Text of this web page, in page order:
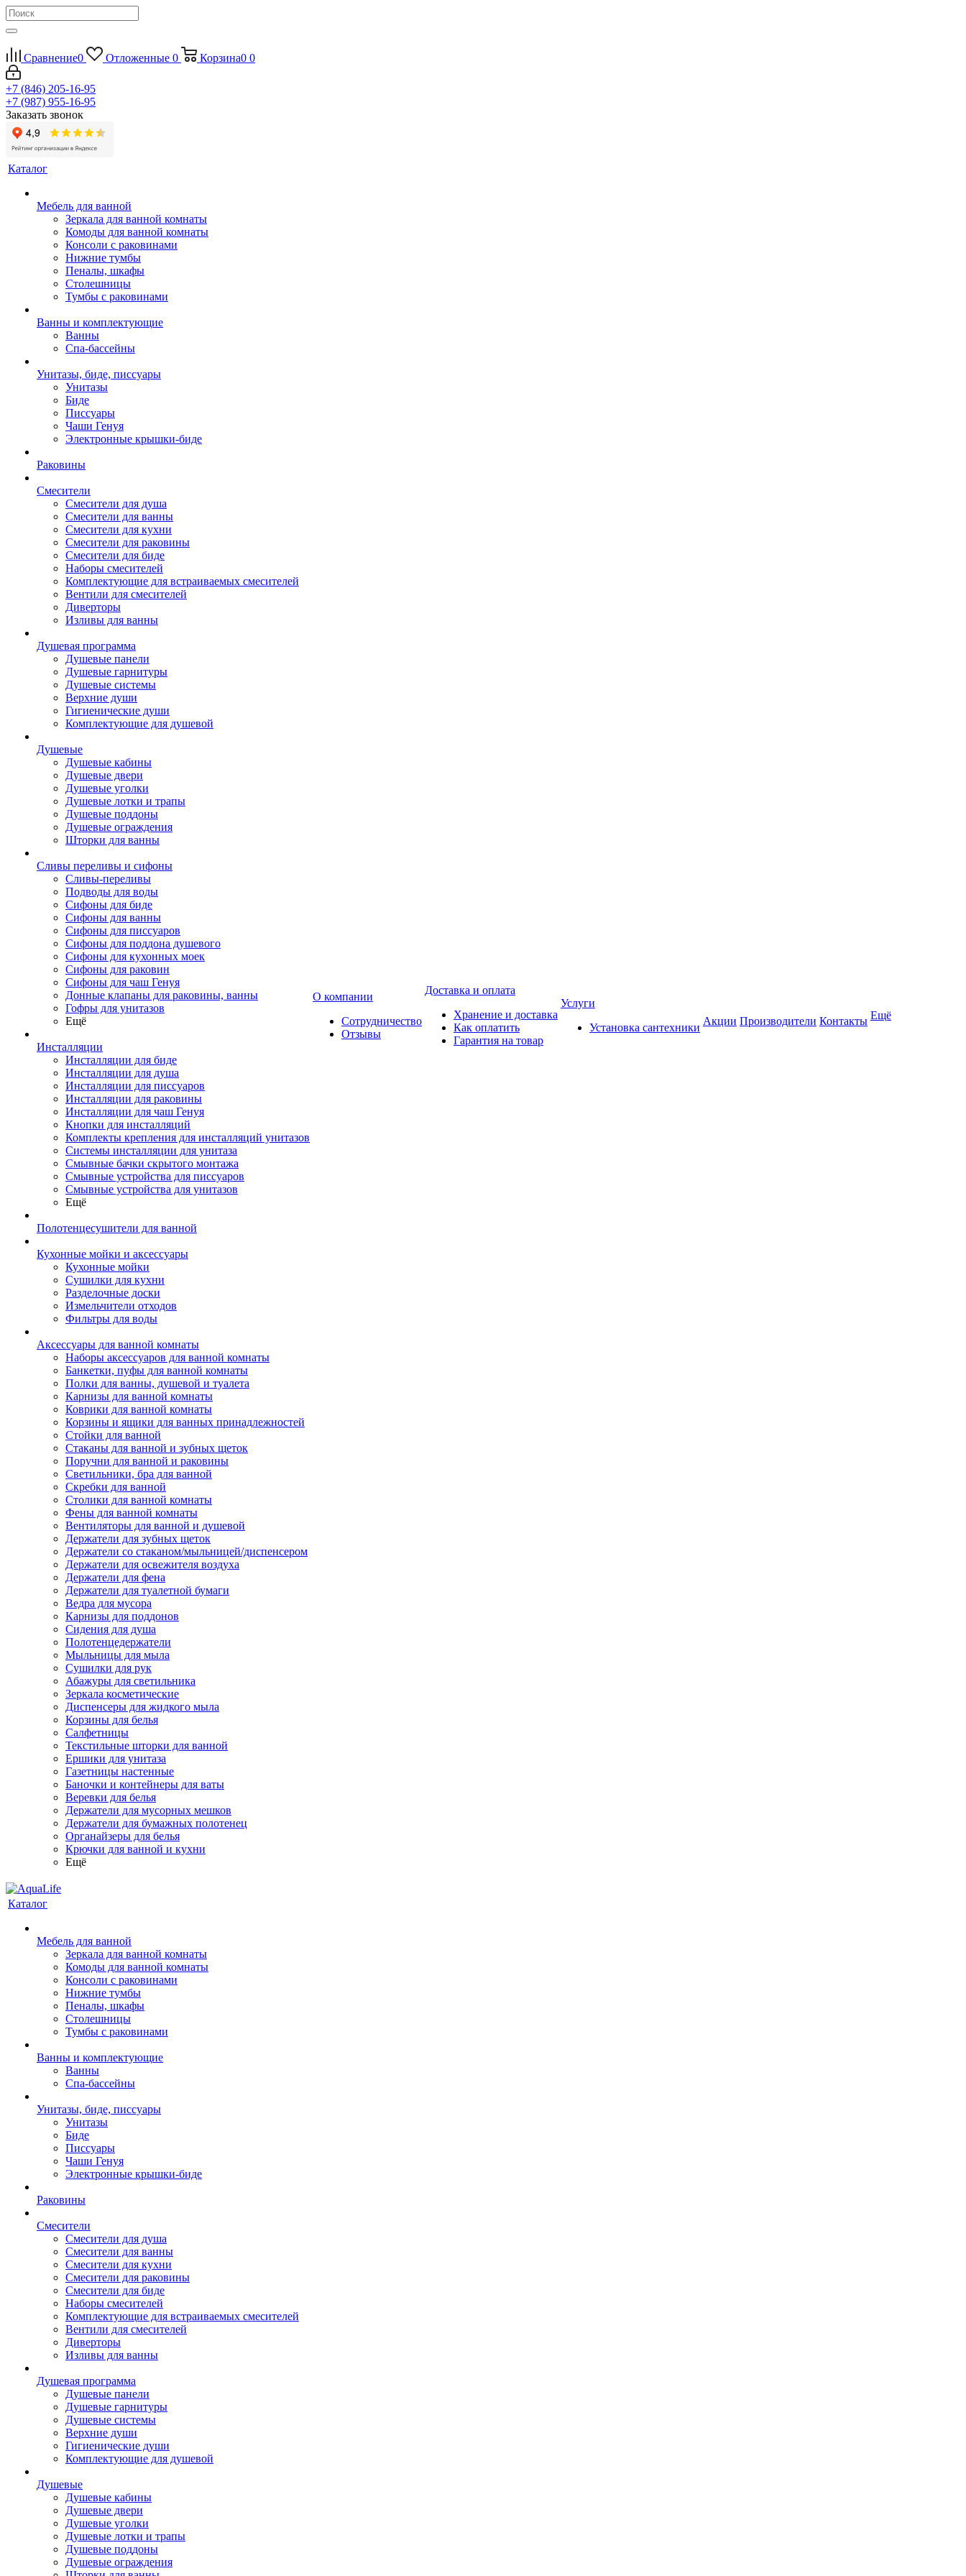
Сравнение0 Отложенные 0 Корзина0 0
+7 (846) 205-16-95
+7 (987) 955-16-95
Заказать звонок
Каталог
Мебель для ванной
Зеркала для ванной комнаты
Комоды для ванной комнаты
Консоли с раковинами
Нижние тумбы
Пеналы, шкафы
Столешницы
Тумбы с раковинами
Ванны и комплектующие
Ванны
Спа-бассейны
Унитазы, биде, писсуары
Унитазы
Биде
Писсуары
Чаши Генуя
Электронные крышки-биде
Раковины
Смесители
Смесители для душа
Смесители для ванны
Смесители для кухни
Смесители для раковины
Смесители для биде
Наборы смесителей
Комплектующие для встраиваемых смесителей
Вентили для смесителей
Диверторы
Изливы для ванны
Душевая программа
Душевые панели
Душевые гарнитуры
Душевые системы
Верхние души
Гигиенические души
Комплектующие для душевой
Душевые
Душевые кабины
Душевые двери
Душевые уголки
Душевые лотки и трапы
Душевые поддоны
Душевые ограждения
Шторки для ванны
Сливы переливы и сифоны
Сливы-переливы
Подводы для воды
Сифоны для биде
Сифоны для ванны
Сифоны для писсуаров
Сифоны для поддона душевого
Сифоны для кухонных моек
Сифоны для раковин
Сифоны для чаш Генуя
Донные клапаны для раковины, ванны
Гофры для унитазов
Ещё
Инсталляции
Инсталляции для биде
Инсталляции для душа
Инсталляции для писсуаров
Инсталляции для раковины
Инсталляции для чаш Генуя
Кнопки для инсталляций
Комплекты крепления для инсталляций унитазов
Системы инсталляции для унитаза
Смывные бачки скрытого монтажа
Смывные устройства для писсуаров
Смывные устройства для унитазов
Ещё
Полотенцесушители для ванной
Кухонные мойки и аксессуары
Кухонные мойки
Сушилки для кухни
Разделочные доски
Измельчители отходов
Фильтры для воды
Аксессуары для ванной комнаты
Наборы аксессуаров для ванной комнаты
Банкетки, пуфы для ванной комнаты
Полки для ванны, душевой и туалета
Карнизы для ванной комнаты
Коврики для ванной комнаты
Корзины и ящики для ванных принадлежностей
Стойки для ванной
Стаканы для ванной и зубных щеток
Поручни для ванной и раковины
Светильники, бра для ванной
Скребки для ванной
Столики для ванной комнаты
Фены для ванной комнаты
Вентиляторы для ванной и душевой
Держатели для зубных щеток
Держатели со стаканом/мыльницей/диспенсером
Держатели для освежителя воздуха
Держатели для фена
Держатели для туалетной бумаги
Ведра для мусора
Карнизы для поддонов
Сидения для душа
Полотенцедержатели
Мыльницы для мыла
Сушилки для рук
Абажуры для светильника
Зеркала косметические
Диспенсеры для жидкого мыла
Корзины для белья
Салфетницы
Текстильные шторки для ванной
Ершики для унитаза
Газетницы настенные
Баночки и контейнеры для ваты
Веревки для белья
Держатели для мусорных мешков
Держатели для бумажных полотенец
Органайзеры для белья
Крючки для ванной и кухни
Ещё
О компании
Сотрудничество
Отзывы
Доставка и оплата
Хранение и доставка
Как оплатить
Гарантия на товар
Услуги
Установка сантехники
Акции Производители Контакты Ещё
Каталог
Мебель для ванной
Зеркала для ванной комнаты
Комоды для ванной комнаты
Консоли с раковинами
Нижние тумбы
Пеналы, шкафы
Столешницы
Тумбы с раковинами
Ванны и комплектующие
Ванны
Спа-бассейны
Унитазы, биде, писсуары
Унитазы
Биде
Писсуары
Чаши Генуя
Электронные крышки-биде
Раковины
Смесители
Смесители для душа
Смесители для ванны
Смесители для кухни
Смесители для раковины
Смесители для биде
Наборы смесителей
Комплектующие для встраиваемых смесителей
Вентили для смесителей
Диверторы
Изливы для ванны
Душевая программа
Душевые панели
Душевые гарнитуры
Душевые системы
Верхние души
Гигиенические души
Комплектующие для душевой
Душевые
Душевые кабины
Душевые двери
Душевые уголки
Душевые лотки и трапы
Душевые поддоны
Душевые ограждения